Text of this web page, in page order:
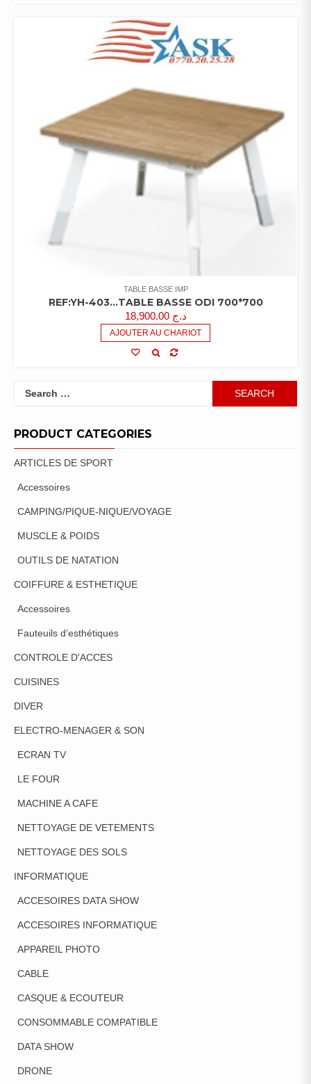
TABLE BASSE IMP
REF:YH-403…TABLE BASSE ODI 700*700
د.ج 18,900.00
AJOUTER AU CHARIOT
PRODUCT CATEGORIES
ARTICLES DE SPORT
Accessoires
CAMPING/PIQUE-NIQUE/VOYAGE
MUSCLE & POIDS
OUTILS DE NATATION
COIFFURE & ESTHETIQUE
Accessoires
Fauteuils d’esthétiques
CONTROLE D'ACCES
CUISINES
DIVER
ELECTRO-MENAGER & SON
ECRAN TV
LE FOUR
MACHINE A CAFE
NETTOYAGE DE VETEMENTS
NETTOYAGE DES SOLS
INFORMATIQUE
ACCESOIRES DATA SHOW
ACCESOIRES INFORMATIQUE
APPAREIL PHOTO
CABLE
CASQUE & ECOUTEUR
CONSOMMABLE COMPATIBLE
DATA SHOW
DRONE